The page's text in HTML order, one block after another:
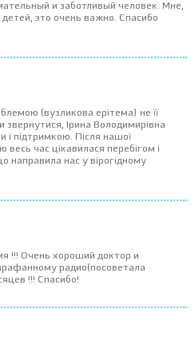
и заботливый человек. Мне,
это очень важно. Спасибо
(вузликова ерітема) не її
Ірина Володимирівна
і підтримкою. Після нашої
весь час цікавилася перебігом і
направила нас у вірогідному
!!! Очень хороший доктор и
радио(посоветала
!!! Спасибо!